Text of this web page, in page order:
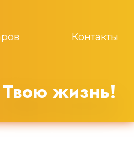
Контакты
жизнь!